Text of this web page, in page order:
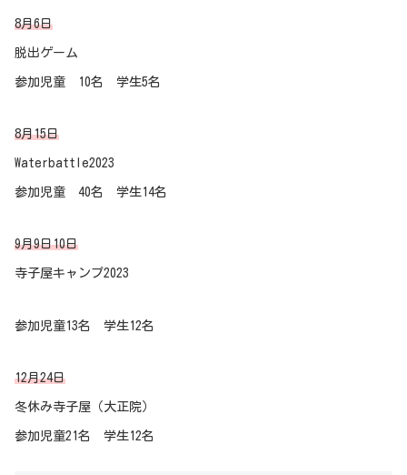
8月6日
脱出ゲーム
参加児童 10名 学生5名
8月15日
Waterbattle2023
参加児童 40名 学生14名
9月9日10日
寺子屋キャンプ2023
参加児童13名 学生12名
12月24日
冬休み寺子屋（大正院）
参加児童21名 学生12名